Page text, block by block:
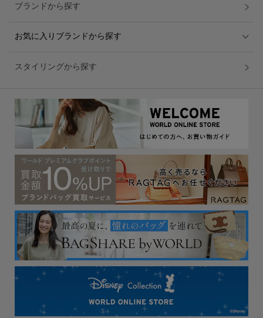
ブランドから探す
お気に入りブランドから探す
スタイリングから探す